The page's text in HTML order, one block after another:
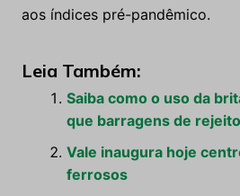
aos índices pré-pandêmico.
Leia Também:
Saiba como o uso da
que barragens de
Vale inaugura hoje
ferrosos